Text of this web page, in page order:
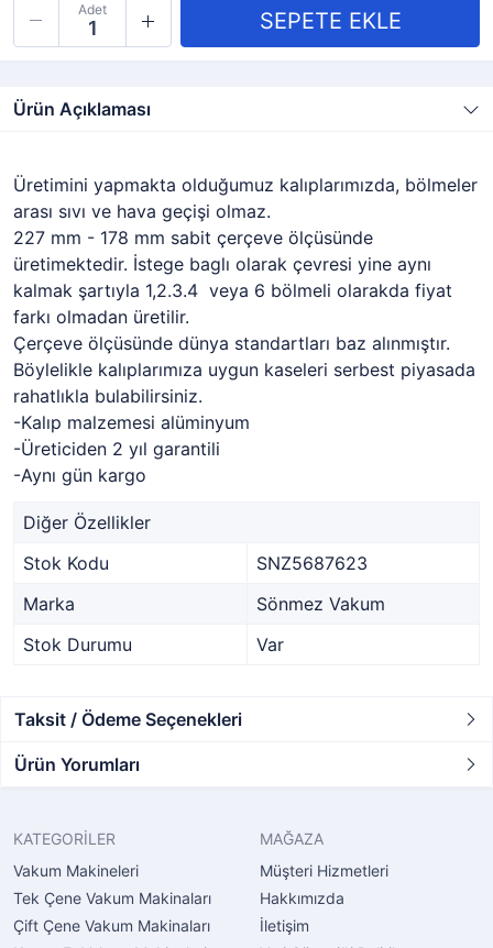
Adet
Ürün Açıklaması
Üretimini yapmakta olduğumuz kalıplarımızda, bölmeler
arası sıvı ve hava geçişi olmaz.
227 mm - 178 mm sabit çerçeve ölçüsünde
üretimektedir. İstege baglı olarak çevresi yine aynı
kalmak şartıyla 1,2.3.4 veya 6 bölmeli olarakda fiyat
farkı olmadan üretilir.
Çerçeve ölçüsünde dünya standartları baz alınmıştır.
Böylelikle kalıplarımıza uygun kaseleri serbest piyasada
rahatlıkla bulabilirsiniz.
-Kalıp malzemesi alüminyum
-Üreticiden 2 yıl garantili
-Aynı gün kargo
Diğer Özellikler
Stok Kodu
SNZ5687623
Marka
Sönmez Vakum
Stok Durumu
Var
Taksit / Ödeme Seçenekleri
Ürün Yorumları
KATEGORİLER
Vakum Makineleri
Tek Çene Vakum Makinaları
Çift Çene Vakum Makinaları
MAĞAZA
Müşteri Hizmetleri
Hakkımızda
İletişim